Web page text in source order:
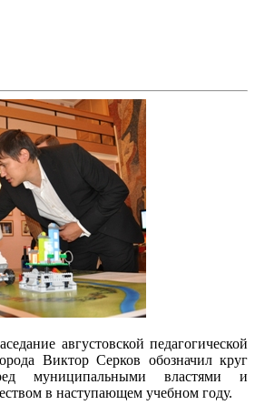
августовской педагогической
Виктор Серков обозначил круг
муниципальными властями и
в наступающем учебном году.